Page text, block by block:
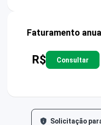
Faturamento anual
R$ Consultar
Solicitação